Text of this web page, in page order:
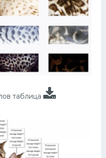
таблица